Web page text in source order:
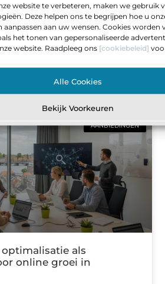
website te verbeteren, maken we gebruik
Deze helpen ons te begrijpen hoe u
aanpassen aan uw wensen. Cookies worden
het tonen van gepersonaliseerde
website. Raadpleeg ons [cookiebeleid]
Alle Cookies
Bekijk Voorkeuren
projectontwikkelaars in
zo vind je de rol die bij
waarop je meer invloed wilt
gebouwd wordt en hoe
naar oplevering gaan? Dan
AANBIEDINGEN
als
online groei in